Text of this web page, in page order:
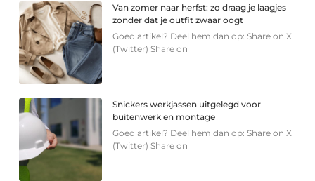
Van zomer naar herfst: zo draag je laagjes
zonder dat je outfit zwaar oogt
Goed artikel? Deel hem dan op: Share on X
(Twitter) Share on
Snickers werkjassen uitgelegd voor
buitenwerk en montage
Goed artikel? Deel hem dan op: Share on X
(Twitter) Share on